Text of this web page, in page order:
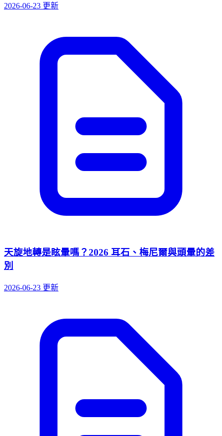
2026-06-23 更新
天旋地轉是眩暈嗎？2026 耳石、梅尼爾與頭暈的差
別
2026-06-23 更新